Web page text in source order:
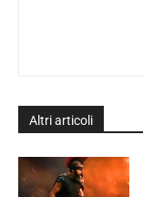
Altri articoli